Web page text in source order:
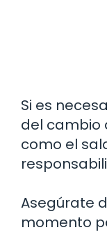
Si es
del cambio
como el
Asegúrate
momento